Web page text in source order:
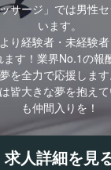
サージ」では男性
います。
り経験者・未経験
ます！業界No.1の報
夢を全力で応援します
皆大きな夢を抱え
も仲間入りを！
求人詳細を見